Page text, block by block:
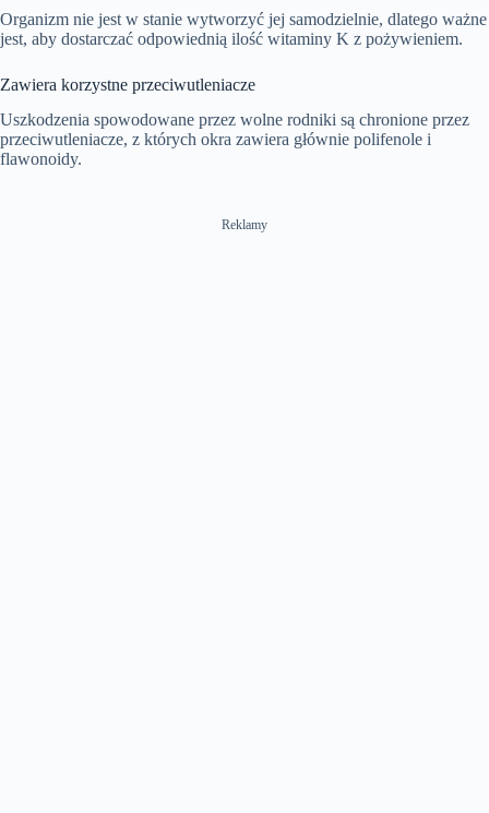
Organizm nie jest w stanie wytworzyć jej samodzielnie, dlatego ważne
jest, aby dostarczać odpowiednią ilość witaminy K z pożywieniem.
Zawiera korzystne przeciwutleniacze
Uszkodzenia spowodowane przez wolne rodniki są chronione przez
przeciwutleniacze, z których okra zawiera głównie polifenole i
flawonoidy.
Reklamy